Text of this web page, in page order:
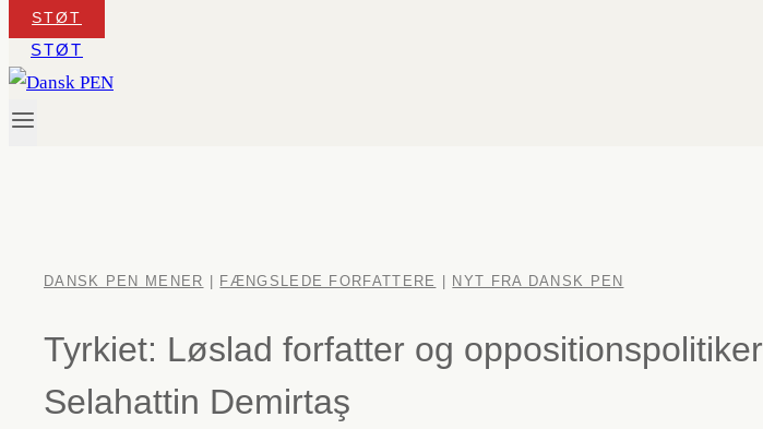
STØT
STØT
DANSK PEN MENER FÆNGSLEDE FORFATTERE NYT FRA DANSK PEN
Tyrkiet: Løslad forfatter og oppositionspolitiker
Selahattin Demirtaş